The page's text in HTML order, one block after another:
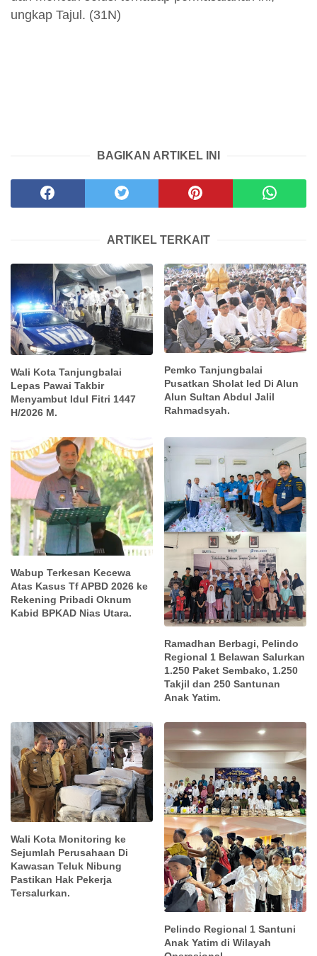
ungkap Tajul. (31N)
BAGIKAN ARTIKEL INI
ARTIKEL TERKAIT
Wali Kota Tanjungbalai
Lepas Pawai Takbir
Menyambut Idul Fitri 1447
H/2026 M.
Pemko Tanjungbalai
Pusatkan Sholat Ied Di Alun
Alun Sultan Abdul Jalil
Rahmadsyah.
Wabup Terkesan Kecewa
Atas Kasus Tf APBD 2026 ke
Rekening Pribadi Oknum
Kabid BPKAD Nias Utara.
Ramadhan Berbagi, Pelindo
Regional 1 Belawan Salurkan
1.250 Paket Sembako, 1.250
Takjil dan 250 Santunan
Anak Yatim.
Wali Kota Monitoring ke
Sejumlah Perusahaan Di
Kawasan Teluk Nibung
Pastikan Hak Pekerja
Tersalurkan.
Pelindo Regional 1 Santuni
Anak Yatim di Wilayah